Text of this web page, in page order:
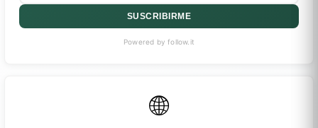
SUSCRIBIRME
Powered by follow.it
🌐